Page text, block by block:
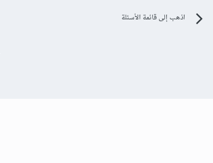
اذهب إلى قائمة الأسئلة